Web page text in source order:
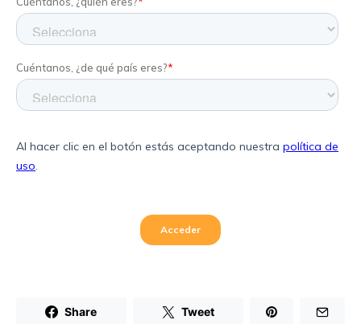
Share Tweet